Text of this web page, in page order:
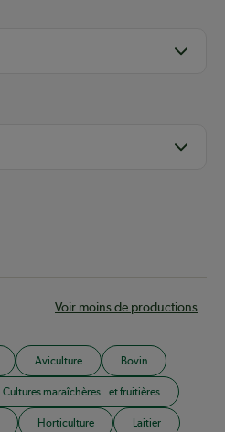
Voir moins de productions
Aviculture Bovin
Cultures maraîchères et fruitières
Horticulture Laitier